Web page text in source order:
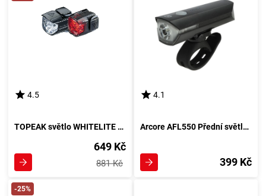
4.5
TOPEAK světlo WHITELITE RACE + REDLITE RACE kombinace
649 Kč
881 Kč
4.1
Arcore AFL550 Přední světlo, černá
399 Kč
-25%